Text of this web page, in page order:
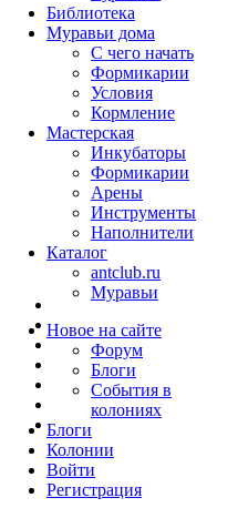
Библиотека
Муравьи дома
С чего начать
Формикарии
Условия
Кормление
Мастерская
Инкубаторы
Формикарии
Арены
Инструменты
Наполнители
Каталог
antclub.ru
Муравьи
Новое на сайте
Форум
Блоги
События в
колониях
Блоги
Колонии
Войти
Peгиcтpaция